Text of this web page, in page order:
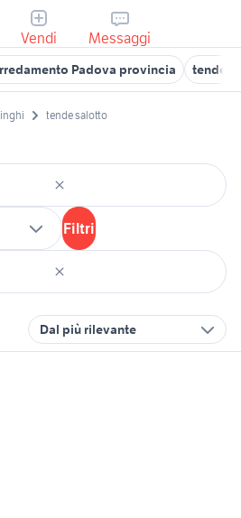
Vendi Messaggi
Padova provincia tende
tende salotto
Filtri
Dal più rilevante